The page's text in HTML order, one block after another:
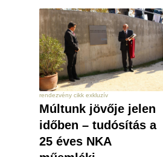
rendezvény cikk exkluzív
Múltunk jövője jelen
időben – tudósítás a
25 éves NKA